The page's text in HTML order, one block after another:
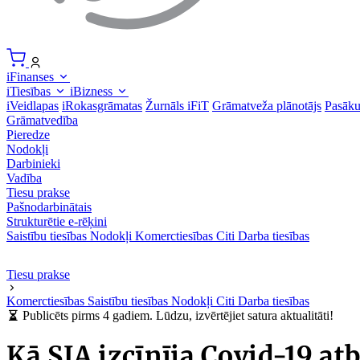
iFinanses
iTiesības
iBizness
iVeidlapas iRokasgrāmatas Žurnāls iFiT Grāmatveža plānotājs
Grāmatvedība
Pieredze
Nodokļi
Darbinieki
Vadība
Tiesu prakse
Pašnodarbinātais
Strukturētie e-rēķini
Saistību tiesības Nodokļi Komerctiesības Citi Darba tiesības
Tiesu prakse
Komerctiesības Saistību tiesības Nodokļi Citi Darba tiesības
Publicēts pirms 4 gadiem. Lūdzu, izvērtējiet satura aktualitāti!